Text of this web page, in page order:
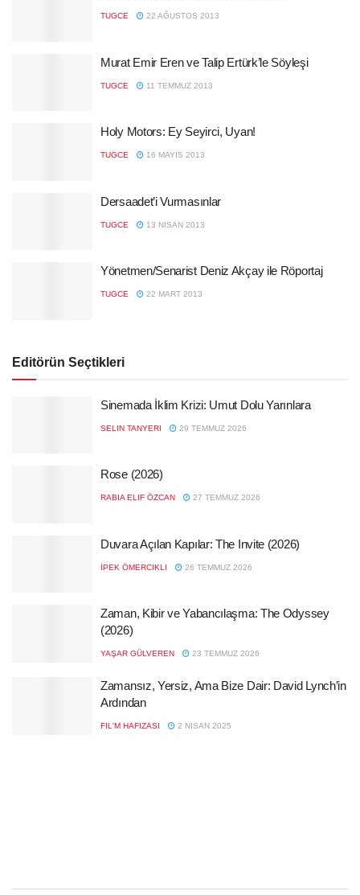
TUGCE 22 AĞUSTOS 2013
Murat Emir Eren ve Talip Ertürk’le Söyleşi
TUGCE 11 TEMMUZ 2013
Holy Motors: Ey Seyirci, Uyan!
TUGCE 16 MAYIS 2013
Dersaadet’i Vurmasınlar
TUGCE 13 NISAN 2013
Yönetmen/Senarist Deniz Akçay ile Röportaj
TUGCE 22 MART 2013
Editörün Seçtikleri
Sinemada İklim Krizi: Umut Dolu Yarınlara
SELIN TANYERI 29 TEMMUZ 2026
Rose (2026)
RABIA ELIF ÖZCAN 27 TEMMUZ 2026
Duvara Açılan Kapılar: The Invite (2026)
İPEK ÖMERCIKLI 26 TEMMUZ 2026
Zaman, Kibir ve Yabancılaşma: The Odyssey
(2026)
YAŞAR GÜLVEREN 23 TEMMUZ 2026
Zamansız, Yersiz, Ama Bize Dair: David Lynch’in
Ardından
FIL'M HAFIZASI 2 NISAN 2025